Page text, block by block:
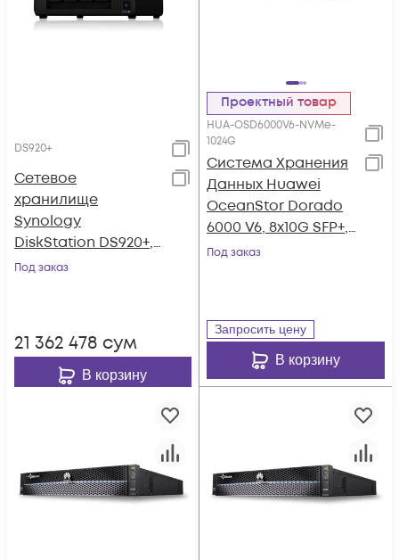
DS920+
Сетевое
хранилище
Synology
DiskStation DS920+,
4xHDD 3,5",
Под заказ
21 362 478 сум
В корзину
Проектный товар
HUA-OSD6000V6-NVMe-
1024G
Система Хранения
Данных Huawei
OceanStor Dorado
6000 V6, 8x10G SFP+,
4x100G RDMA
Под заказ
Запросить цену
В корзину